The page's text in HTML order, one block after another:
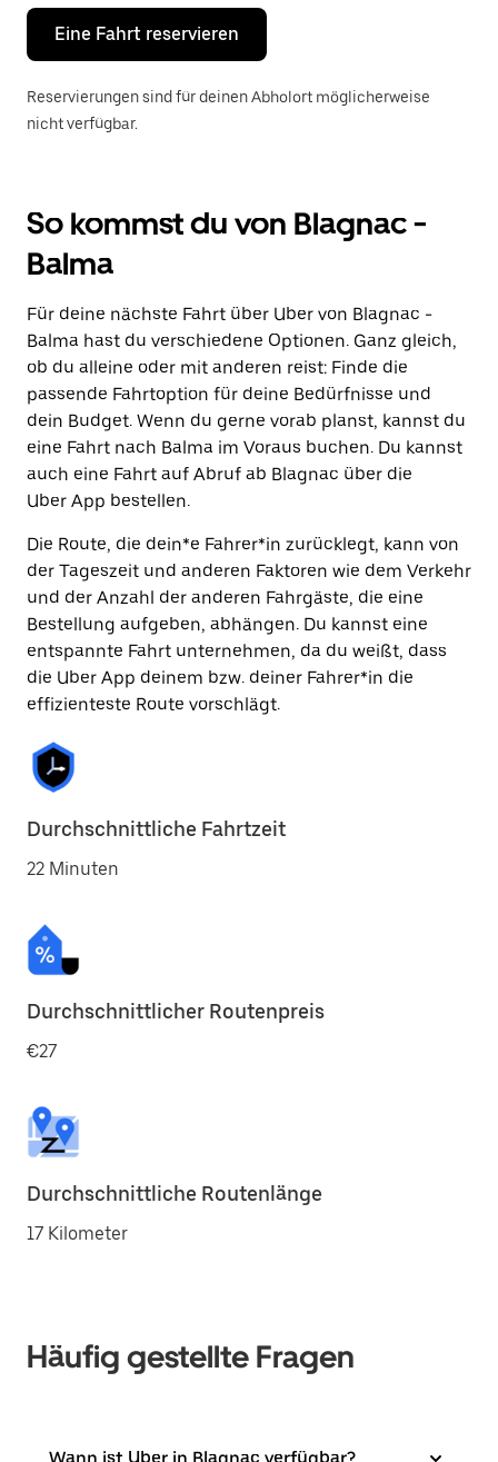
um
den
Kalender
schließen.
Eine Fahrt reservieren
Reservierungen sind für deinen Abholort möglicherweise
nicht verfügbar.
So kommst du von Blagnac -
Balma
Für deine nächste Fahrt über Uber von Blagnac -
Balma hast du verschiedene Optionen. Ganz gleich,
ob du alleine oder mit anderen reist: Finde die
passende Fahrtoption für deine Bedürfnisse und
dein Budget. Wenn du gerne vorab planst, kannst du
eine Fahrt nach Balma im Voraus buchen. Du kannst
auch eine Fahrt auf Abruf ab Blagnac über die
Uber App bestellen.
Die Route, die dein*e Fahrer*in zurücklegt, kann von
der Tageszeit und anderen Faktoren wie dem Verkehr
und der Anzahl der anderen Fahrgäste, die eine
Bestellung aufgeben, abhängen. Du kannst eine
entspannte Fahrt unternehmen, da du weißt, dass
die Uber App deinem bzw. deiner Fahrer*in die
effizienteste Route vorschlägt.
Durchschnittliche Fahrtzeit
22 Minuten
Durchschnittlicher Routenpreis
€27
Durchschnittliche Routenlänge
17 Kilometer
Häufig gestellte Fragen